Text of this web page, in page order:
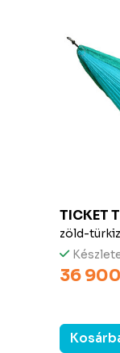
TICKET
zöld-türkiz
36